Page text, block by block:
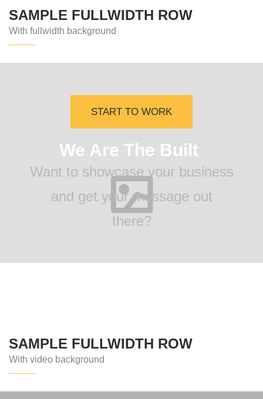
SAMPLE FULLWIDTH ROW
With fullwidth background
START TO WORK
We Are The Built
Want to showcase your business
and get your message out
there?
SAMPLE FULLWIDTH ROW
With video background